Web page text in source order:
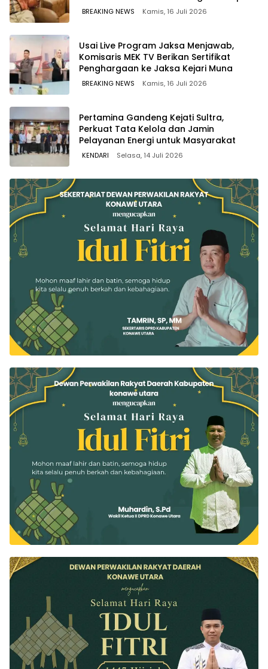
Sah Secara Hukum
BREAKING NEWS Kamis, 16 Juli 2026
Usai Live Program Jaksa Menjawab,
Komisaris MEK TV Berikan Sertifikat
Penghargaan ke Jaksa Kejari Muna
BREAKING NEWS Kamis, 16 Juli 2026
Pertamina Gandeng Kejati Sultra,
Perkuat Tata Kelola dan Jamin
Pelayanan Energi untuk Masyarakat
KENDARI Selasa, 14 Juli 2026